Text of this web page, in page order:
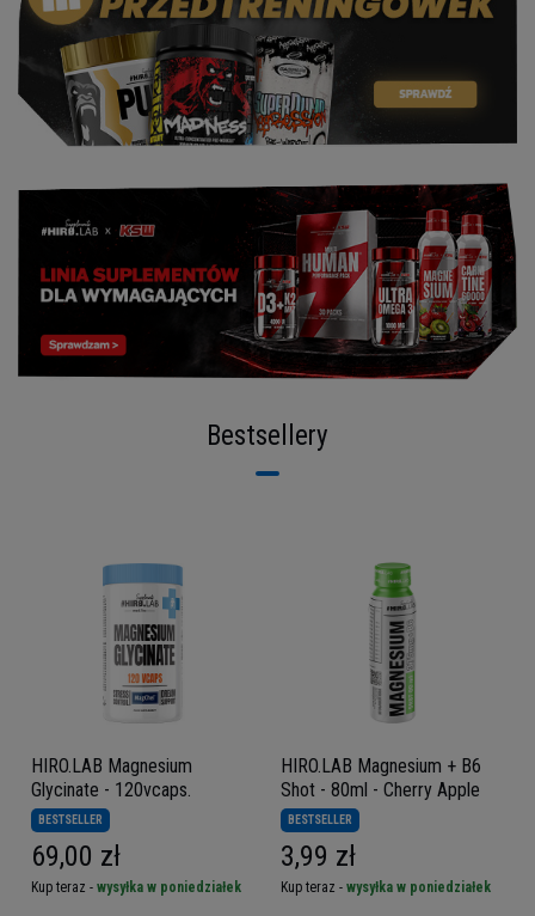
Bestsellery
HIRO.LAB Magnesium
Glycinate - 120vcaps.
BESTSELLER
69,00 zł
Kup teraz - wysyłka w poniedziałek
HIRO.LAB Magnesium + B6
Shot - 80ml - Cherry Apple
BESTSELLER
3,99 zł
Kup teraz - wysyłka w poniedziałek